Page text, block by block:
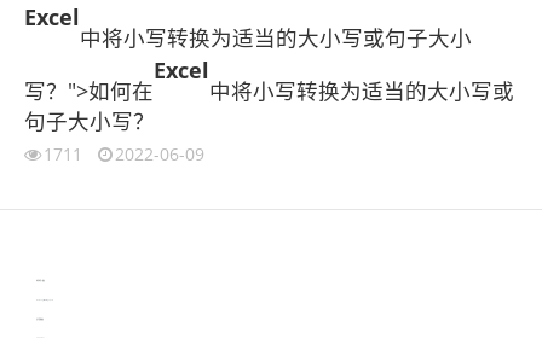
Excel
中将小写转换为适当的大小写或句子大小
写？">如何在
Excel
中将小写转换为适当的大小写或
句子大小写？
1711 2022-06-09